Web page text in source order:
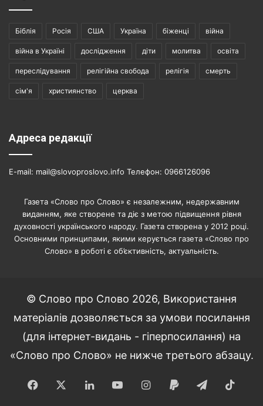
Біблія Росія США Україна біженці війна
війна в Україні дослідження діти молитва освіта
переслідування релігійна свобода релігія смерть
сім'я християнство церква
Адреса редакції
E-mail: mail@slovoproslovo.info Телефон: 0966126096
Газета «Слово про Слово» є незалежним, недержавним
виданням, яке створене та діє з метою підвищення рівня
духовності українського народу. Газета створена у 2012 році.
Основними принципами, якими керується газета «Слово про
Слово» в роботі є об’єктивність, актуальність.
© Слово про Слово 2026, Використання
матеріалів дозволяється за умови посилання
(для інтернет-видань - гіперпосилання) на
«Слово про Слово» не нижче третього абзацу.
Facebook LinkedInYouTubeInstagram
Paypal Telegram